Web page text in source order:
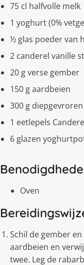
75 cl halfvolle melk
1 yoghurt (0%
½ glas poeder van
2 canderel vanille
20 g verse gember
150 g aardbeien
300 g
1 eetlepels
6 glazen
Oven
Schil de gember
aardbeien en
twee. Leg de